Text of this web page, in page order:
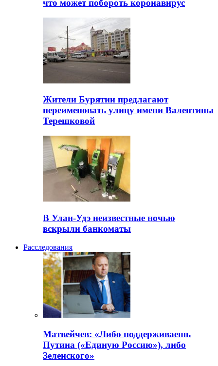
что может побороть коронавирус
Жители Бурятии предлагают
переименовать улицу имени Валентины
Терешковой
В Улан-Удэ неизвестные ночью
вскрыли банкоматы
Расследования
Матвейчев: «Либо поддерживаешь
Путина («Единую Россию»), либо
Зеленского»